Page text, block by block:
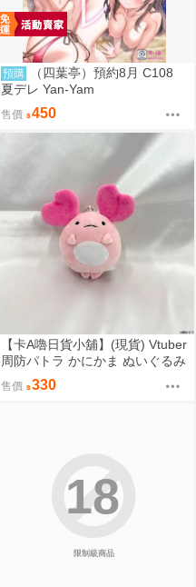
預購
（四葉亭）預約8月 C108
夏デレ Yan-Yam
售價 450
【卡A嚕日貨小舖】(現貨) Vtuber
周防パトラ かにかま ぬいぐるみ
キーホルダー 布偶鑰匙圈
售價 330
限制級商品
18